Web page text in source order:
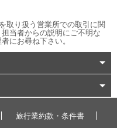
取り扱う営業所での取引に関
当者からの説明にご不明な
にお尋ね下さい。
旅行業約款・条件書